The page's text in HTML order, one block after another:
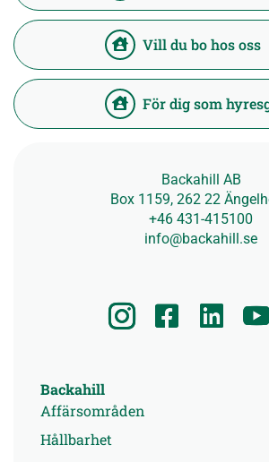
Vill du bo hos oss
För dig som
Backahill AB
Box 1159, 262 22
+46 431-415100
info@backahill.se
Backahill
Affärsområden
Hållbarhet